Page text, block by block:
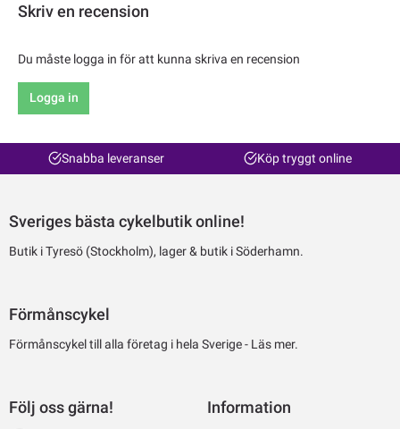
Skriv en recension
Du måste logga in för att kunna skriva en recension
Logga in
Snabba leveranser Köp tryggt online
Sveriges bästa cykelbutik online!
Butik i Tyresö (Stockholm), lager & butik i Söderhamn.
Förmånscykel
Förmånscykel till alla företag i hela Sverige - Läs mer.
Följ oss gärna! Information